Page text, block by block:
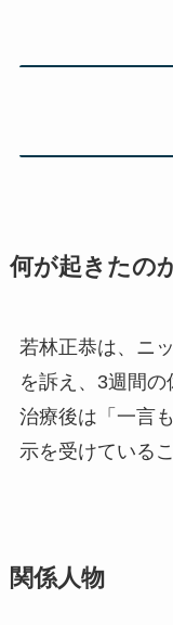
何が起きたの
若林正恭は、ニ
を訴え、3週間の
治療後は「一言
示を受けている
関係人物